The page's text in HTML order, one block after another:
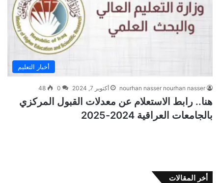
أخبار التعليم
nourhan nasser nourhan nasser أكتوبر 7, 2024 0
48
هنا.. رابط الاستعلام عن معدلات القبول المركزي
بالجامعات العراقية 2024-2025
أخر المقالات